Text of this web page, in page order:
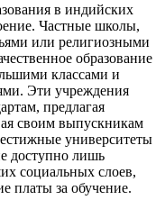
в индийских
Частные школы,
или религиозными
образование
классами и
Эти учреждения
предлагая
своим выпускникам
университеты
доступно лишь
социальных слоев,
платы за обучение.